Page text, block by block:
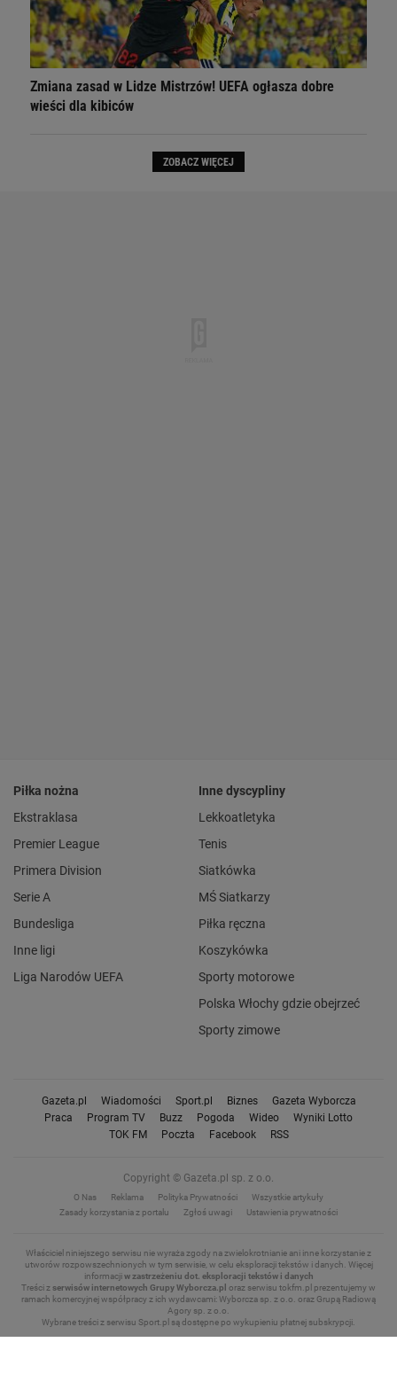
Zmiana zasad w Lidze Mistrzów! UEFA ogłasza dobre
wieści dla kibiców
ZOBACZ WIĘCEJ
Piłka nożna
Ekstraklasa
Premier League
Primera Division
Serie A
Bundesliga
Inne ligi
Liga Narodów UEFA
Inne dyscypliny
Lekkoatletyka
Tenis
Siatkówka
MŚ Siatkarzy
Piłka ręczna
Koszykówka
Sporty motorowe
Polska Włochy gdzie obejrzeć
Sporty zimowe
Gazeta.pl Wiadomości Sport.pl Biznes
Gazeta Wyborcza
Praca
Program TV Buzz Pogoda Wideo
Wyniki Lotto
TOK FM
Poczta Facebook RSS
Copyright © Gazeta.pl sp. z o.o.
O Nas Reklama Polityka Prywatności
Wszystkie artykuły
Zasady korzystania z portalu
Zgłoś uwagi Ustawienia prywatności
Właściciel niniejszego serwisu nie wyraża zgody na zwielokrotnianie ani inne korzystanie z
utworów rozpowszechnionych w tym serwisie, w celu eksploracji tekstów i danych. Więcej
informacjiw zastrzeżeniu dot. eksploracji tekstów i danych
Treści zserwisów internetowych Grupy Wyborcza.pl oraz serwisu tokfm.pl prezentujemy w
ramach komercyjnej współpracy z ich wydawcami: Wyborcza sp. z o.o. oraz Grupą Radiową
Agory sp. z o.o.
Wybrane treści z serwisu Sport.pl są dostępne po wykupieniu płatnej subskrypcji.